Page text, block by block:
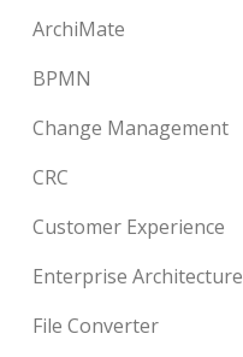
ArchiMate
BPMN
Change Management
CRC
Customer Experience
Enterprise Architecture
File Converter